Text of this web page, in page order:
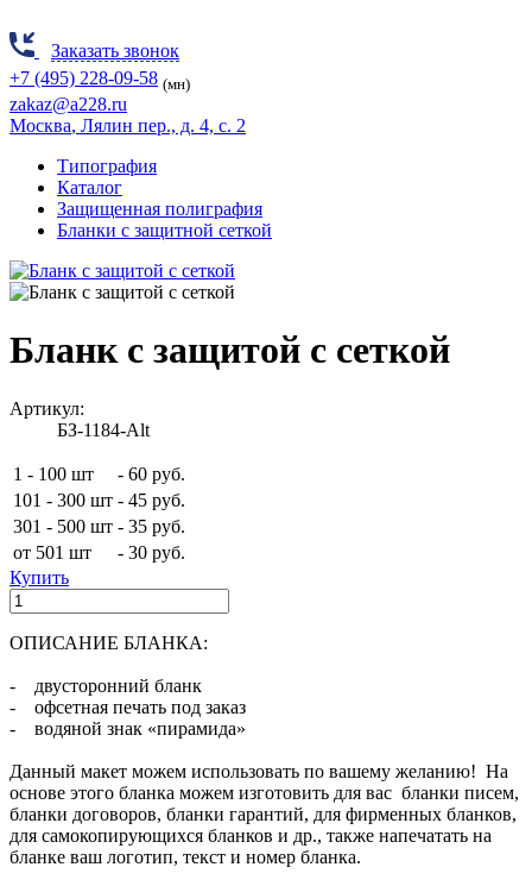
Заказать звонок
+7 (495) 228-09-58 (мн)
zakaz@a228.ru
Москва, Лялин пер., д. 4, с. 2
Типография
Каталог
Защищенная полиграфия
Бланки с защитной сеткой
Бланк с защитой с сеткой
Артикул:
БЗ-1184-Alt
1 - 100 шт - 60 руб.
101 - 300 шт - 45 руб.
301 - 500 шт - 35 руб.
от 501 шт
- 30 руб.
Купить
ОПИСАНИЕ БЛАНКА:
- двусторонний бланк
- офсетная печать под заказ
- водяной знак «пирамида»
Данный макет можем использовать по вашему желанию! На
основе этого бланка можем изготовить для вас бланки писем,
бланки договоров, бланки гарантий, для фирменных бланков,
для самокопирующихся бланков и др., также напечатать на
бланке ваш логотип, текст и номер бланка.